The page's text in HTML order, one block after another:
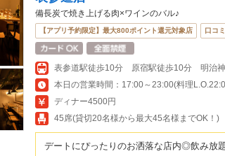
備長炭で焼き上げる肉×ワインのバル♪
【アプリ予約限定】最大800ポイント還元対象店 口コ
表参道駅徒歩10分 原宿駅徒歩10分 明治
本日の営業時間：17:00～23:00(料理
ディナー4500円
45席(貸切20名様から最大45名様までOK！)
デートにぴったりのお洒落な店内◎飲み放